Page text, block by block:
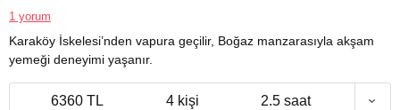
1 yorum
Karaköy İskelesi’nden vapura geçilir, Boğaz manzarasıyla akşam
yemeği deneyimi yaşanır.
6360 TL 4 kişi 2.5 saat